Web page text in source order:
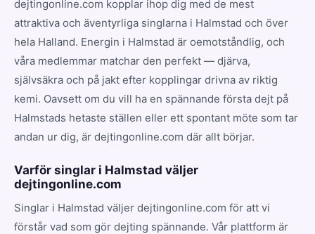
dejtingonline.com kopplar ihop dig med de mest
attraktiva och äventyrliga singlarna i Halmstad och över
hela Halland. Energin i Halmstad är oemotståndlig, och
våra medlemmar matchar den perfekt — djärva,
självsäkra och på jakt efter kopplingar drivna av riktig
kemi. Oavsett om du vill ha en spännande första dejt på
Halmstads hetaste ställen eller ett spontant möte som tar
andan ur dig, är dejtingonline.com där allt börjar.
Varför singlar i Halmstad väljer
dejtingonline.com
Singlar i Halmstad väljer dejtingonline.com för att vi
förstår vad som gör dejting spännande. Vår plattform är